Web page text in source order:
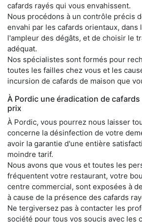
cafards rayés qui vous envahissent.
Nous procédons à un contrôle précis
envahi par les cafards orientaux,
l'ampleur des dégâts, et de choisir le
adéquat.
Nos spécialistes sont formés pour
toutes les failles chez vous et les
incursion de cafards de maison que
À Pordic une éradication de
prix
À Pordic, vous pourrez nous laisser
concerne la désinfection de votre
avoir la garantie d'une entière
moindre tarif.
Nous avons que vous et toutes les
fréquentent votre restaurant, votre
centre commercial, sont exposées à
à cause de la présence des cafards
Ne tergiversez pas à contacter les
société pour tous vos soucis avec les